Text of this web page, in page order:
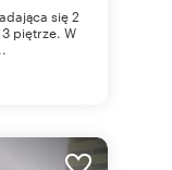
się 2
piętrze. W